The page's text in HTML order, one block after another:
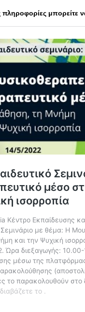
πληροφορίες μπορείτε